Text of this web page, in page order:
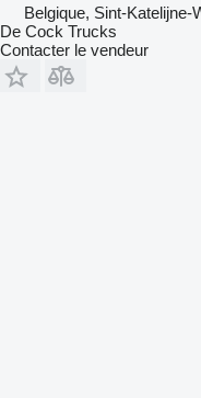
Belgique, Sint-Katelijne-
De Cock Trucks
Contacter le vendeur